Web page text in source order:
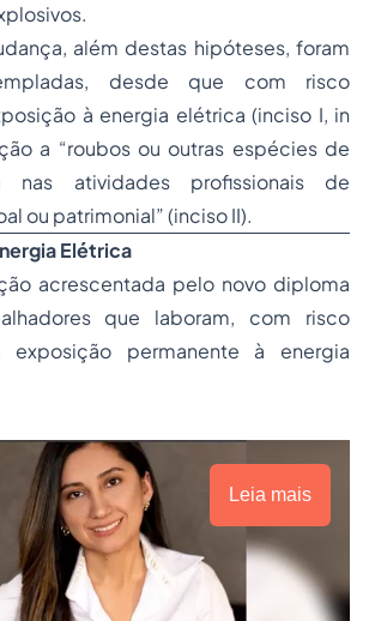
além destas hipóteses, foram
desde que com risco
à energia elétrica (inciso I, in
a “roubos ou outras espécies de
nas atividades profissionais de
ou patrimonial” (inciso II).
Elétrica
acrescentada pelo novo diploma
que laboram, com risco
exposição permanente à energia
Leia mais